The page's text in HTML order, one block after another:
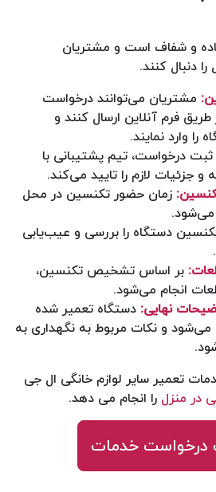
و شفاف است و مشتریان
دنبال کنند.
مشتریان می‌توانند درخواست
طریق فرم آنلاین ارسال کنند و
را وارد نمایند.
درخواست، تیم پشتیبانی با
جزئیات لازم را تایید می‌کند.
زمان حضور تکنسین در محل
دستگاه را بررسی و عیب‌یابی
بر اساس تشخیص تکنسین،
انجام می‌شود.
نهایی: دستگاه تعمیر شده
و نکات مربوط به نگهداری به
تعمیر سایر لوازم خانگی ال جی
در منزل را انجام می دهد.
درخواست خدمات